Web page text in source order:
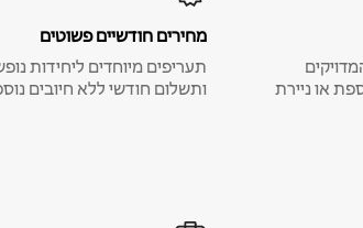
או ניירת
מחירים חודשיים פשוטים
תעריפים מיוחדים ליחידות
ותשלום חודשי ללא חיובים